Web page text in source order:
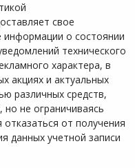
свое
информации о состоянии
технического
характера, в
акциях и актуальных
различных средств,
но не ограничиваясь
от получения
данных учетной записи